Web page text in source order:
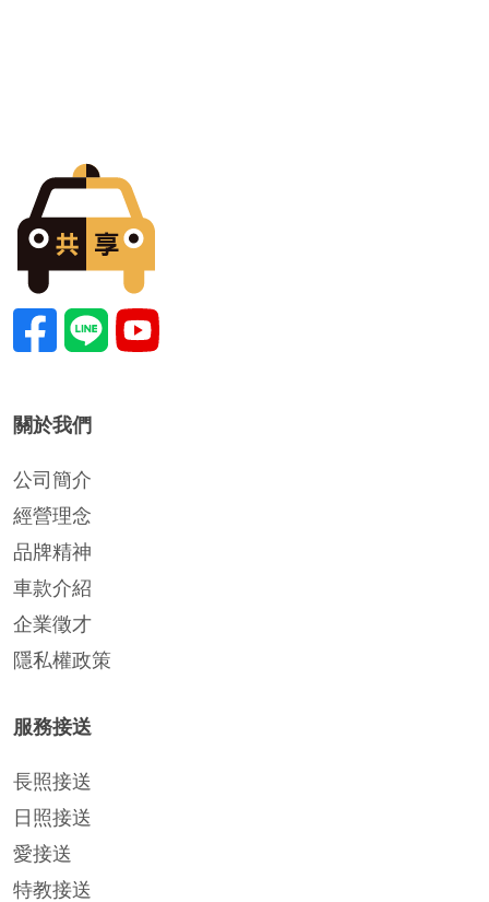
關於我們
公司簡介
經營理念
品牌精神
車款介紹
企業徵才
隱私權政策
服務接送
長照接送
日照接送
愛接送
特教接送